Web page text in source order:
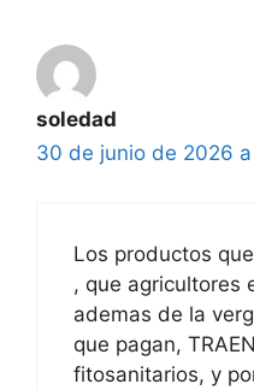
soledad
30 de junio de 2026
Los productos
, que agricultores
ademas de la
que pagan,
fitosanitarios, y